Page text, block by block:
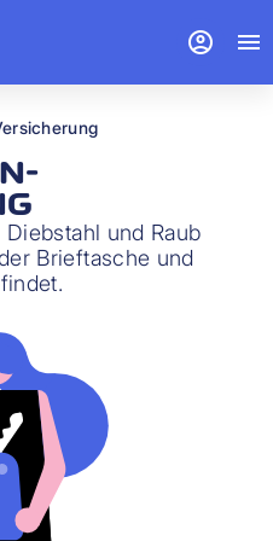
und Raub
Brieftasche und
account_circle menu